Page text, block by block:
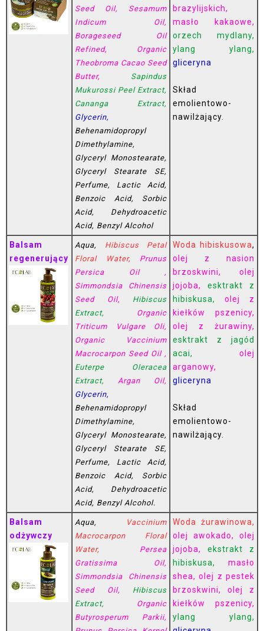
Seed Oil, Sesamum
Indicum Oil,
Borageseed Oil
Refined, Organic
Theobroma Cacao Seed
Butter,
Sapindus
Mukurossi Peel Extract,
Cananga Extract,
Glycerin,
Behenamidopropyl
Dimethylamine,
Glyceryl Monostearate,
Glyceryl Stearate SE,
Perfume, Lactic Acid,
Benzoic Acid, Sorbic
Acid, Dehydroacetic
Acid, Benzyl Alcohol
brazylijskich,
masło kakaowe,
orzech mydlany,
ylang ylang,
gliceryna
Skład
emolientowo-
nawilżający.
Balsam
regenerujący
Aqua, Hibiscus Petal
Floral Water,
Prunus
Persica Oil ,
Simmondsia Chinensis
Seed Oil,
Hibiscus
Extract, Organic
Triticum Vulgare Oli,
Organic Vaccinium
Macrocarpon Seed Oil ,
Euterpe Oleracea
Extract, Argan Oil,
Glycerin,
Behenamidopropyl
Dimethylamine,
Glyceryl Monostearate,
Glyceryl Stearate SE,
Perfume, Lactic Acid,
Benzoic Acid, Sorbic
Acid, Dehydroacetic
Acid, Benzyl Alcohol.
Woda hibiskusowa,
olej z nasion
brzoskwini, olej
jojoba, esktrakt z
hibiskusa, olej z
kiełków pszenicy,
olej z żurawiny,
esktrakt z jagód
acai, olej
arganowy,
gliceryna
Skład
emolientowo-
nawilżający.
Balsam
odżywczy
Aqua,
Vaccinium
Macrocarpon Floral
Water, Persea
Gratissima Oil,
Simmondsia Chinensis
Seed Oil,
Hibiscus
Extract,
Organic
Butyrosperum Parkii,
Woda żurawinowa,
olej awokado, olej
jojoba,
ekstrakt z
hibiskusa,
masło
shea, olej z pestek
brzoskwini, olej z
kiełków pszenicy,
ylang ylang,